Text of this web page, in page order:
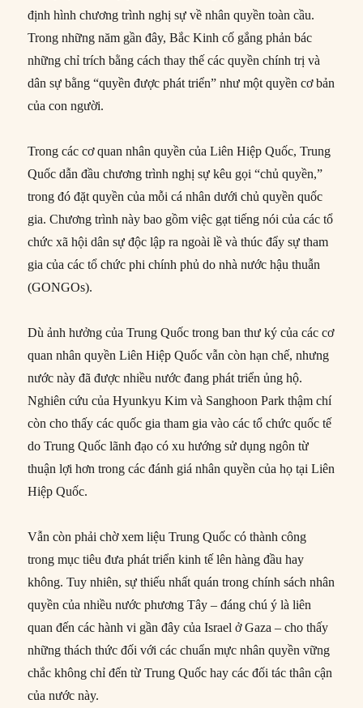
định hình chương trình nghị sự về nhân quyền toàn cầu.
Trong những năm gần đây, Bắc Kinh cố gắng phản bác
những chỉ trích bằng cách thay thế các quyền chính trị và
dân sự bằng “quyền được phát triển” như một quyền cơ bản
của con người.
Trong các cơ quan nhân quyền của Liên Hiệp Quốc, Trung
Quốc dẫn đầu chương trình nghị sự kêu gọi “chủ quyền,”
trong đó đặt quyền của mỗi cá nhân dưới chủ quyền quốc
gia. Chương trình này bao gồm việc gạt tiếng nói của các tổ
chức xã hội dân sự độc lập ra ngoài lề và thúc đẩy sự tham
gia của các tổ chức phi chính phủ do nhà nước hậu thuẫn
(GONGOs).
Dù ảnh hưởng của Trung Quốc trong ban thư ký của các cơ
quan nhân quyền Liên Hiệp Quốc vẫn còn hạn chế, nhưng
nước này đã được nhiều nước đang phát triển ủng hộ.
Nghiên cứu của Hyunkyu Kim và Sanghoon Park thậm chí
còn cho thấy các quốc gia tham gia vào các tổ chức quốc tế
do Trung Quốc lãnh đạo có xu hướng sử dụng ngôn từ
thuận lợi hơn trong các đánh giá nhân quyền của họ tại Liên
Hiệp Quốc.
Vẫn còn phải chờ xem liệu Trung Quốc có thành công
trong mục tiêu đưa phát triển kinh tế lên hàng đầu hay
không. Tuy nhiên, sự thiếu nhất quán trong chính sách nhân
quyền của nhiều nước phương Tây – đáng chú ý là liên
quan đến các hành vi gần đây của Israel ở Gaza – cho thấy
những thách thức đối với các chuẩn mực nhân quyền vững
chắc không chỉ đến từ Trung Quốc hay các đối tác thân cận
của nước này.